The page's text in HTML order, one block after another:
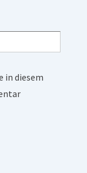
in diesem